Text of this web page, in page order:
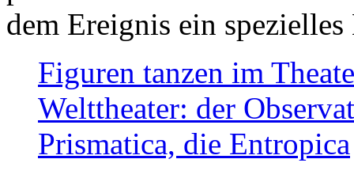
dem Ereignis ein
Figuren tanzen im
Welttheater: der
Prismatica, die Entropica